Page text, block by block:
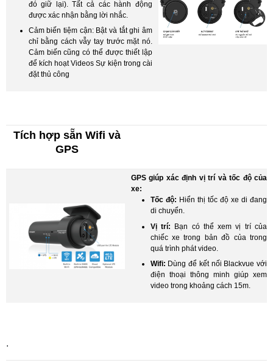
đó giữ lại). Tất cả các hành động
được xác nhận bằng lời nhắc.
Cảm biến tiệm cận: Bật và tắt ghi âm
chỉ bằng cách vẫy tay trước mặt nó.
Cảm biến cũng có thể được thiết lập
để kích hoạt Videos Sự kiện trong cài
đặt thủ công
Tích hợp sẵn Wifi và
GPS
GPS giúp xác định vị trí và tốc độ của
xe:
Tốc độ: Hiển thị tốc độ xe di đang
di chuyển.
Vị trí: Bạn có thể xem vị trí của
chiếc xe trong bản đồ của trong
quá trình phát video.
Wifi: Dùng để kết nối Blackvue với
điện thoại thông minh giúp xem
video trong khoảng cách 15m.
.